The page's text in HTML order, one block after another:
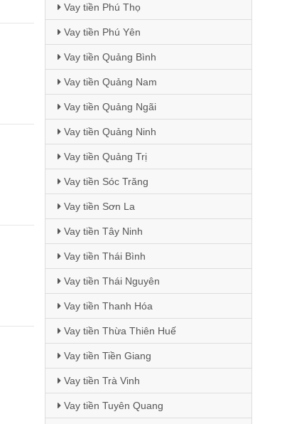
Vay tiền Phú Thọ
Vay tiền Phú Yên
Vay tiền Quảng Bình
Vay tiền Quảng Nam
Vay tiền Quảng Ngãi
Vay tiền Quảng Ninh
Vay tiền Quảng Trị
Vay tiền Sóc Trăng
Vay tiền Sơn La
Vay tiền Tây Ninh
Vay tiền Thái Bình
Vay tiền Thái Nguyên
Vay tiền Thanh Hóa
Vay tiền Thừa Thiên Huế
Vay tiền Tiền Giang
Vay tiền Trà Vinh
Vay tiền Tuyên Quang